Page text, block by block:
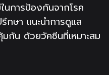
นการป้องกันจากโรค
กษา แนะนำการดูแล
กัน ด้วยวัคซีนที่เหมาะสม